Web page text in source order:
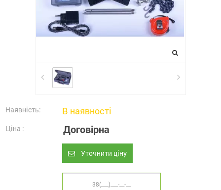
Наявність: В наявності
Ціна : Договірна
Уточнити ціну